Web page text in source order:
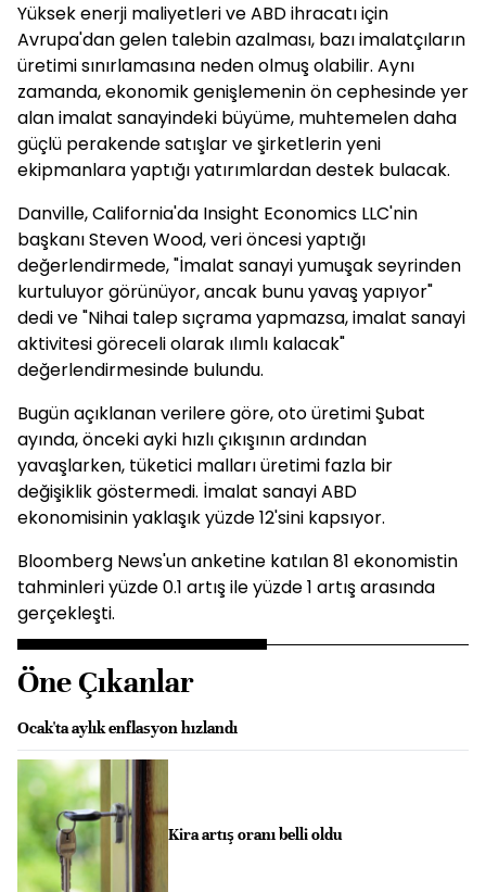
Yüksek enerji maliyetleri ve ABD ihracatı için
Avrupa'dan gelen talebin azalması, bazı imalatçıların
üretimi sınırlamasına neden olmuş olabilir. Aynı
zamanda, ekonomik genişlemenin ön cephesinde yer
alan imalat sanayindeki büyüme, muhtemelen daha
güçlü perakende satışlar ve şirketlerin yeni
ekipmanlara yaptığı yatırımlardan destek bulacak.
Danville, California'da Insight Economics LLC'nin
başkanı Steven Wood, veri öncesi yaptığı
değerlendirmede, "İmalat sanayi yumuşak seyrinden
kurtuluyor görünüyor, ancak bunu yavaş yapıyor"
dedi ve "Nihai talep sıçrama yapmazsa, imalat sanayi
aktivitesi göreceli olarak ılımlı kalacak"
değerlendirmesinde bulundu.
Bugün açıklanan verilere göre, oto üretimi Şubat
ayında, önceki ayki hızlı çıkışının ardından
yavaşlarken, tüketici malları üretimi fazla bir
değişiklik göstermedi. İmalat sanayi ABD
ekonomisinin yaklaşık yüzde 12'sini kapsıyor.
Bloomberg News'un anketine katılan 81 ekonomistin
tahminleri yüzde 0.1 artış ile yüzde 1 artış arasında
gerçekleşti.
Öne Çıkanlar
Ocak'ta aylık enflasyon hızlandı
Kira artış oranı belli oldu